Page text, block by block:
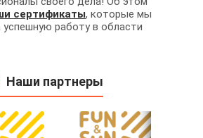
сертификаты, которые мы
успешную работу в области
Наши партнеры